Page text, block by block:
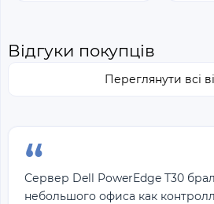
Відгуки покупців
Переглянути всі
“
Сервер Dell PowerEdge T30
небольшого офиса как